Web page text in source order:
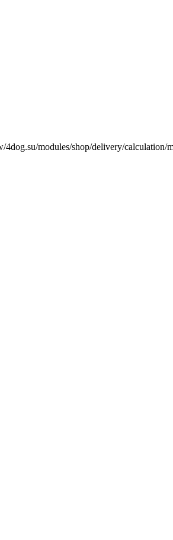
modules/shop/delivery/calculation/